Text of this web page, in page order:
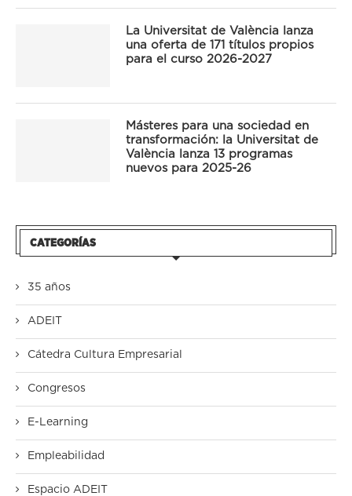
La Universitat de València lanza
una oferta de 171 títulos propios
para el curso 2026-2027
Másteres para una sociedad en
transformación: la Universitat de
València lanza 13 programas
nuevos para 2025-26
CATEGORÍAS
35 años
ADEIT
Cátedra Cultura Empresarial
Congresos
E-Learning
Empleabilidad
Espacio ADEIT